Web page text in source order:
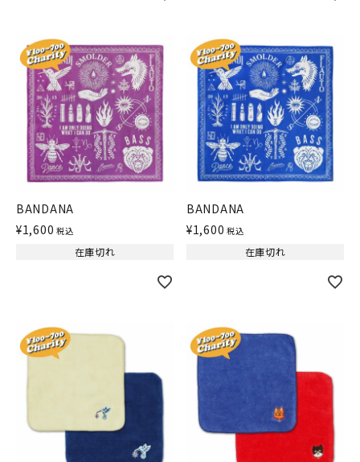
BANDANA
¥1,600 税込
在庫切れ
BANDANA
¥1,600 税込
在庫切れ